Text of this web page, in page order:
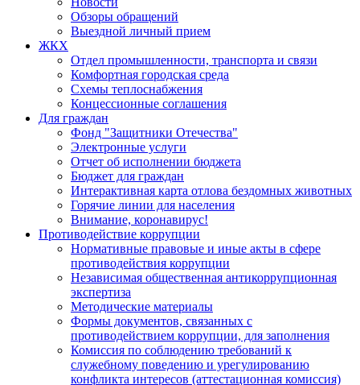
Обзоры обращений
Выездной личный прием
ЖКХ
Отдел промышленности, транспорта и связи
Комфортная городская среда
Схемы теплоснабжения
Концессионные соглашения
Для граждан
Фонд "Защитники Отечества"
Электронные услуги
Отчет об исполнении бюджета
Бюджет для граждан
Интерактивная карта отлова бездомных животных
Горячие линии для населения
Внимание, коронавирус!
Противодействие коррупции
Нормативные правовые и иные акты в сфере
противодействия коррупции
Независимая общественная антикоррупционная
экспертиза
Методические материалы
Формы документов, связанных с
противодействием коррупции, для заполнения
Комиссия по соблюдению требований к
служебному поведению и урегулированию
конфликта интересов (аттестационная комиссия)